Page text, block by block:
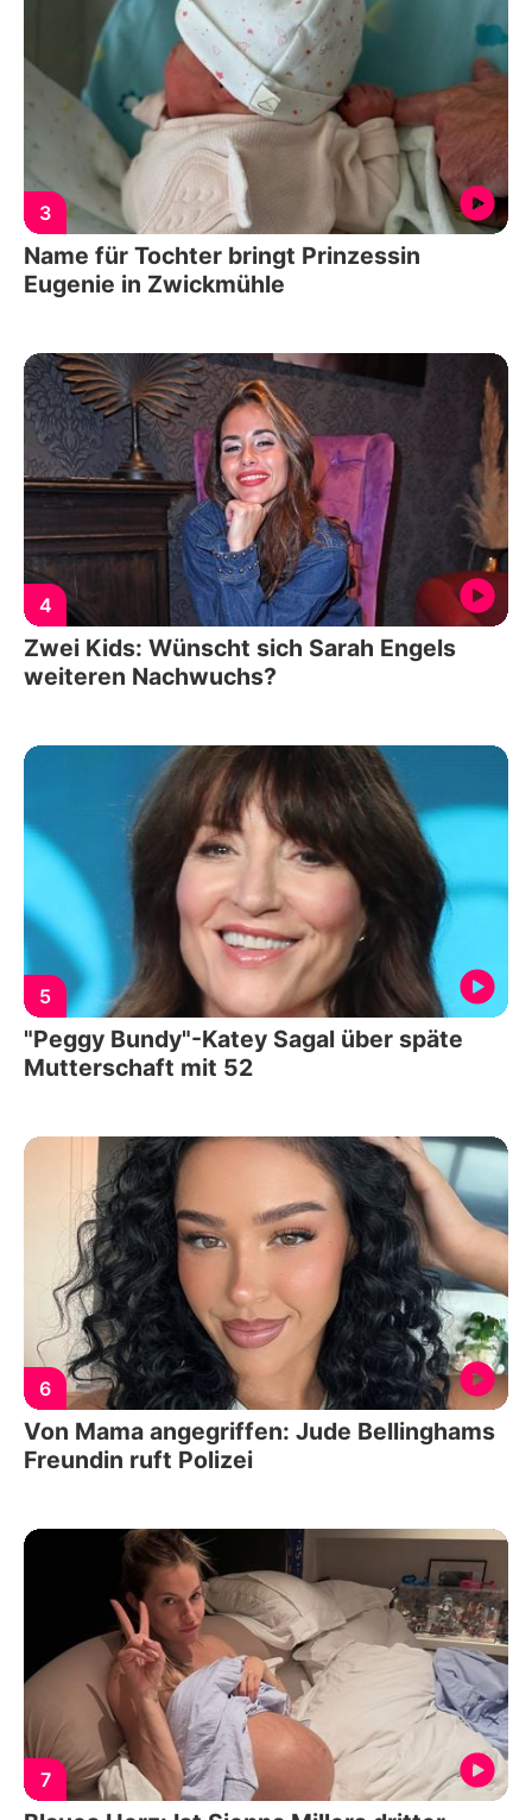
3
Name für Tochter bringt Prinzessin
Eugenie in Zwickmühle
4
Zwei Kids: Wünscht sich Sarah Engels
weiteren Nachwuchs?
5
"Peggy Bundy"-Katey Sagal über späte
Mutterschaft mit 52
6
Von Mama angegriffen: Jude Bellinghams
Freundin ruft Polizei
7